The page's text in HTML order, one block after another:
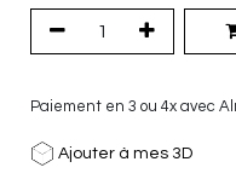
Paiement en 3 ou 4x avec
Ajouter à mes 3D